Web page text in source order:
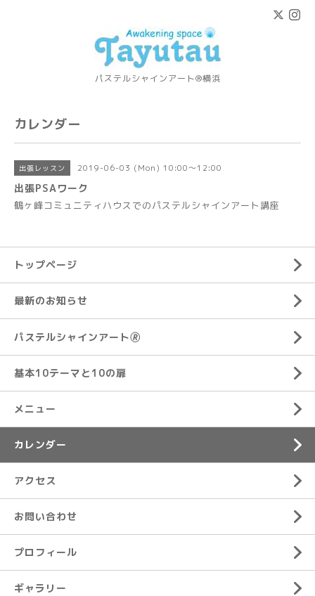
パステルシャインアート®横浜
カレンダー
出張レッスン 2019-06-03 (Mon) 10:00～12:00
出張PSAワーク
鶴ヶ峰コミュニティハウスでのパステルシャインアート講座
トップページ
最新のお知らせ
パステルシャインアート🄬
基本10テーマと10の扉
メニュー
カレンダー
アクセス
お問い合わせ
プロフィール
ギャラリー